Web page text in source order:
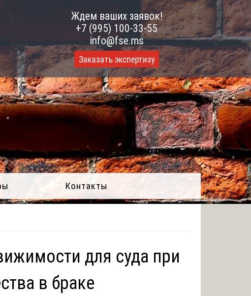
Ждем ваших заявок!
+7 (995) 100-33-55
info@fse.ms
Заказать экспертизу
Контакты
для суда при
в браке